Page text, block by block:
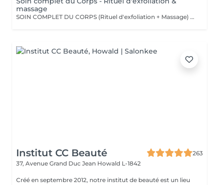
massage
SOIN COMPLET DU CORPS (Rituel d'exfoliation + Massage) Un soin divin combinant un gommage doux et un massage relaxant pour une peau sublimée et un corps détendu. L'exfoliation, réalisée avec le Body Strategist Scrub de Comfort Zone, élimine les cellules mortes, affine le grain de peau et prépare à l'absorption des actifs hydratants. Le massage qui suit nourrit et apaise la peau grâce aux textures veloutées et aux actifs régénérants des huiles de soin Comfort Zone, pour une sensation de bien-être absolu.
Institut CC Beauté
263
37, Avenue Grand Duc Jean Howald L-1842
Créé en septembre 2012, notre institut de beauté est un lieu